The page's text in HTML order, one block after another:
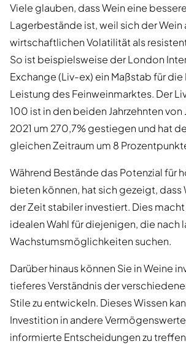
Viele glauben, dass Wein eine
Lagerbestände ist, weil sich der
wirtschaftlichen Volatilität als
So ist beispielsweise der London
Exchange (Liv-ex) ein Maßstab für die
Leistung des Feinweinmarktes. Der
100 ist in den beiden Jahrzehnten von
2021 um 270,7% gestiegen und hat
gleichen Zeitraum um 8
Während Bestände das Potenzial für
bieten können, hat sich gezeigt, dass
der Zeit stabiler investiert. Dies macht
idealen Wahl für diejenigen, die nach
Wachstumsmöglichkeiten suchen.
Darüber hinaus können Sie in Weine
tieferes Verständnis der
Stile zu entwickeln. Dieses Wissen
Investition in andere
informierte Entscheidungen zu